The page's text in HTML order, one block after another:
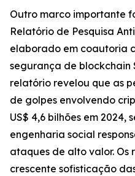
Outro marco importante
Relatório de Pesquisa
elaborado em coautoria
segurança de blockchain
relatório revelou que as
de golpes envolvendo
US$ 4,6 bilhões em 2024,
engenharia social
ataques de alto valor.
crescente sofisticação